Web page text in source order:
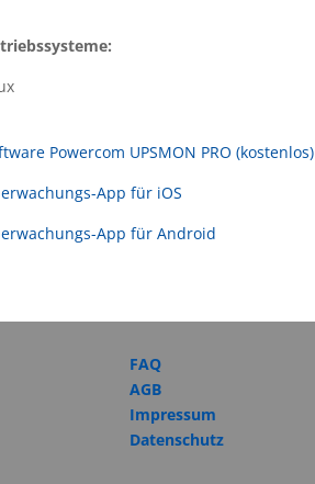
Powercom UPSMON PRO (kostenlos)
App für iOS
App für Android
FAQ
AGB
Impressum
Datenschutz